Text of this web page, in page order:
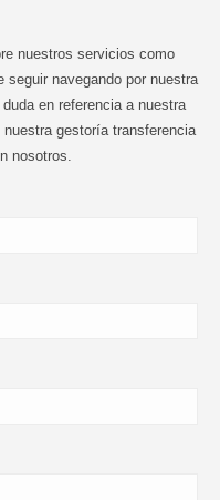
nuestros servicios como
navegando por nuestra
en referencia a nuestra
gestoría transferencia
nosotros.